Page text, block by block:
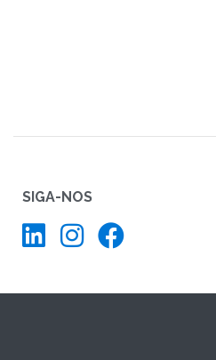
SIGA-NOS